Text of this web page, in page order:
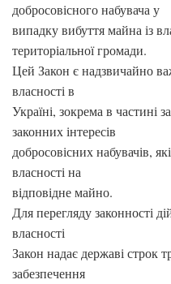
добросовісного набувача у
випадку вибуття майна із
територіальної громади.
Цей Закон є надзвичайно
власності в
Україні, зокрема в частині
законних інтересів
добросовісних набувачів,
власності на
відповідне майно.
Для перегляду законності
власності
Закон надає державі строк
забезпечення